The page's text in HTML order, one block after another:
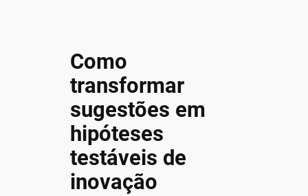
Como
transformar
sugestões em
hipóteses
testáveis de
inovação